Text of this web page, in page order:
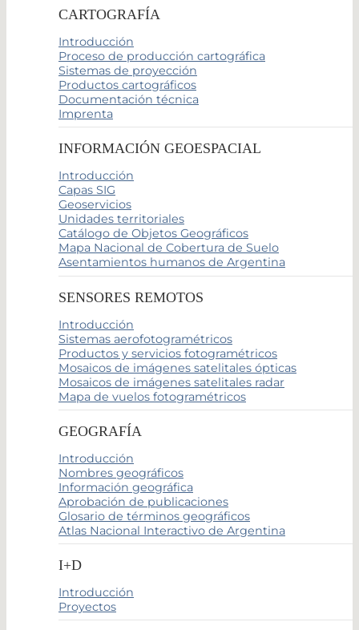
CARTOGRAFÍA
Introducción
Proceso de producción cartográfica
Sistemas de proyección
Productos cartográficos
Documentación técnica
Imprenta
INFORMACIÓN GEOESPACIAL
Introducción
Capas SIG
Geoservicios
Unidades territoriales
Catálogo de Objetos Geográficos
Mapa Nacional de Cobertura de Suelo
Asentamientos humanos de Argentina
SENSORES REMOTOS
Introducción
Sistemas aerofotogramétricos
Productos y servicios fotogramétricos
Mosaicos de imágenes satelitales ópticas
Mosaicos de imágenes satelitales radar
Mapa de vuelos fotogramétricos
GEOGRAFÍA
Introducción
Nombres geográficos
Información geográfica
Aprobación de publicaciones
Glosario de términos geográficos
Atlas Nacional Interactivo de Argentina
I+D
Introducción
Proyectos